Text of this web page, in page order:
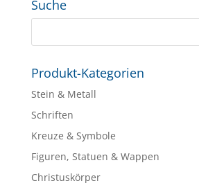
Suche
Produkt-Kategorien
Stein & Metall
Schriften
Kreuze & Symbole
Figuren, Statuen & Wappen
Christuskörper